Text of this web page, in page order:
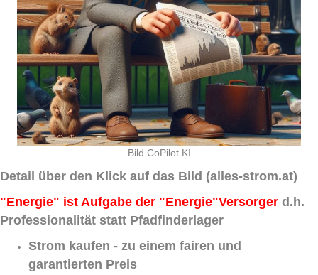
Bild CoPilot KI
Detail über den Klick auf das Bild (alles-strom.at)
"Energie" ist Aufgabe der "Energie"Versorger d.h.
Professionalität statt Pfadfinderlager
Strom kaufen - zu einem fairen und
garantierten Preis